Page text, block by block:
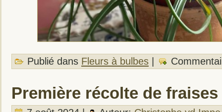
Publié dans Fleurs à bulbes
Première récolte de fraises